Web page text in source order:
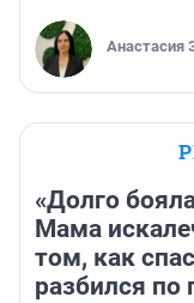
Анастасия
«Долго
Мама
том, как
разбился по